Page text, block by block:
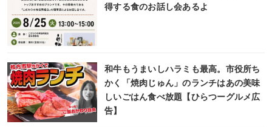
得する食のお話し会あるよ
和牛もうまいしハラミも最高。市役所ち
かく「焼肉じゅん」のランチはあの美味
しいごはん食べ放題【ひらつーグルメ広
告】